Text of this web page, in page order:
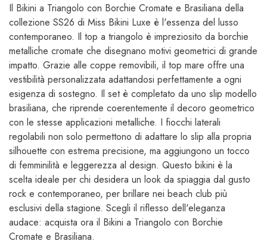
Il Bikini a Triangolo con Borchie Cromate e Brasiliana della
collezione SS26 di Miss Bikini Luxe è l'essenza del lusso
contemporaneo. Il top a triangolo è impreziosito da borchie
metalliche cromate che disegnano motivi geometrici di grande
impatto. Grazie alle coppe removibili, il top mare offre una
vestibilità personalizzata adattandosi perfettamente a ogni
esigenza di sostegno. Il set è completato da uno slip modello
brasiliana, che riprende coerentemente il decoro geometrico
con le stesse applicazioni metalliche. I fiocchi laterali
regolabili non solo permettono di adattare lo slip alla propria
silhouette con estrema precisione, ma aggiungono un tocco
di femminilità e leggerezza al design. Questo bikini è la
scelta ideale per chi desidera un look da spiaggia dal gusto
rock e contemporaneo, per brillare nei beach club più
esclusivi della stagione. Scegli il riflesso dell'eleganza
audace: acquista ora il Bikini a Triangolo con Borchie
Cromate e Brasiliana.